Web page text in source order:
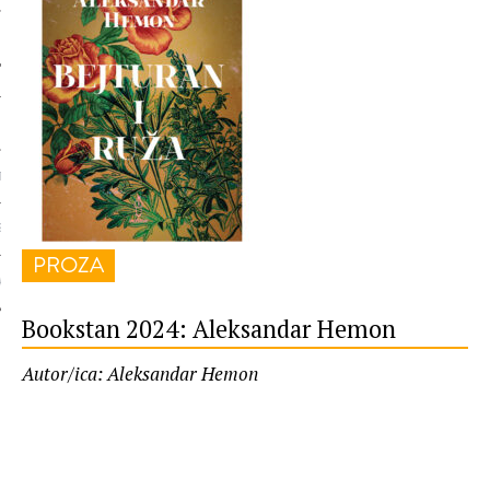
PROZA
Bookstan 2024: Aleksandar Hemon
Autor/ica: Aleksandar Hemon